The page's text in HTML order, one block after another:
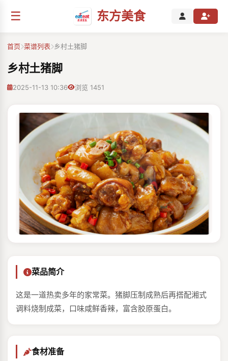
☰ 东方美食
首页 菜谱列表 乡村土猪脚
乡村土猪脚
2025-11-13 10:36 浏览 1451
菜品简介
这是一道热卖多年的家常菜。猪脚压制成熟后再搭配湘式
调料烧制成菜，口味咸鲜香辣，富含胶原蛋白。
食材准备